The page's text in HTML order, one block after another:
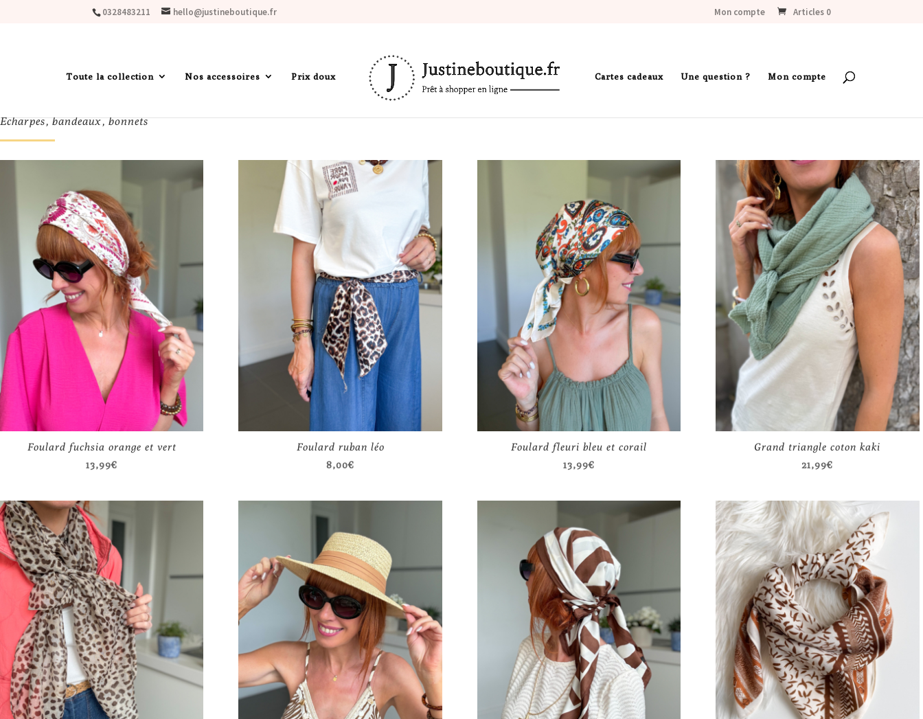
0328483211 hello@justineboutique.fr Mon compte Articles 0
Toute la collection Nos accessoires Prix doux Cartes cadeaux Une question ? Mon compte
Echarpes, bandeaux, bonnets
Foulard fuchsia orange et vert
13,99€
Foulard ruban léo
8,00€
Foulard fleuri bleu et corail
13,99€
Grand triangle coton kaki
21,99€